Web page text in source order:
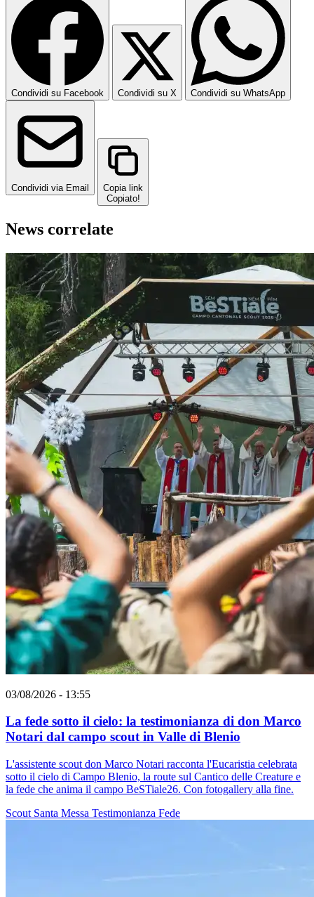
Condividi su Facebook Condividi su X Condividi su WhatsApp
Condividi via Email
Copia link
Copiato!
News correlate
03/08/2026 - 13:55
La fede sotto il cielo: la testimonianza di don Marco
Notari dal campo scout in Valle di Blenio
L'assistente scout don Marco Notari racconta l'Eucaristia celebrata
sotto il cielo di Campo Blenio, la route sul Cantico delle Creature e
la fede che anima il campo BeSTiale26. Con fotogallery alla fine.
Scout Santa Messa Testimonianza Fede